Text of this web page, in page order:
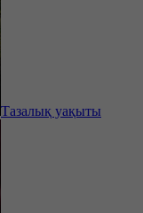
Тазалық уақыты